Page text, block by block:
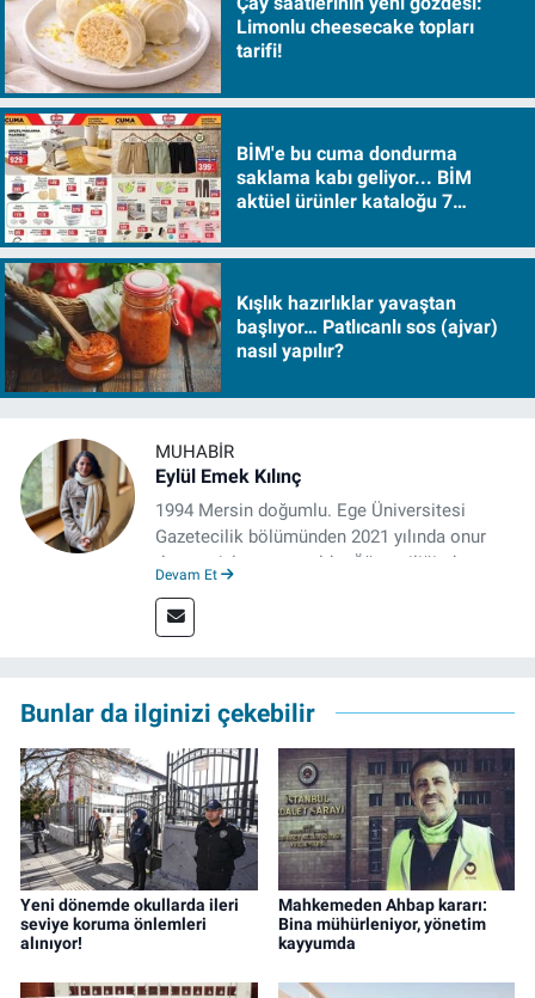
Limonlu cheesecake topları
tarifi!
BİM'e bu cuma dondurma
saklama kabı geliyor... BİM
aktüel ürünler kataloğu 7
Kışlık hazırlıklar yavaştan
başlıyor… Patlıcanlı sos (ajvar)
nasıl yapılır?
MUHABIR
Eylül Emek Kılınç
1994 Mersin doğumlu. Ege Üniversitesi
Gazetecilik bölümünden 2021 yılında onur
derecesiyle mezun oldu. Öğrenciliğinde
deneyimin dışında kapatılana kadar Artı TV
ve TELE1 TV Ankara bürolarında editör ve
Devam Et
Bunlar da ilginizi çekebilir
Yeni dönemde okullarda ileri
seviye koruma önlemleri
alınıyor!
Mahkemeden Ahbap kararı:
Bina mühürleniyor, yönetim
kayyumda